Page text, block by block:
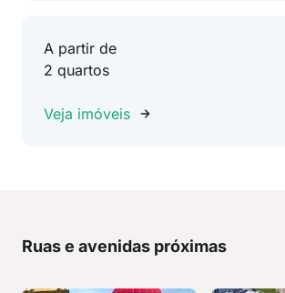
A partir de
2 quartos
Veja imóveis
Ruas e avenidas próximas